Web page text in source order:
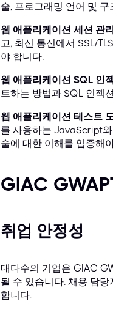
술, 프로그래밍 언어 및
웹 애플리케이션 세션 관
고, 최신 통신에서 SSL/
야 합니다.
웹 애플리케이션 SQL 인
트하는 방법과 SQL 인젝
웹 애플리케이션 테스트
를 사용하는 JavaScript
술에 대한 이해를 입증해
GIAC
취업 안정성
대다수의 기업은 GIAC
될 수 있습니다. 채용 담
합니다.